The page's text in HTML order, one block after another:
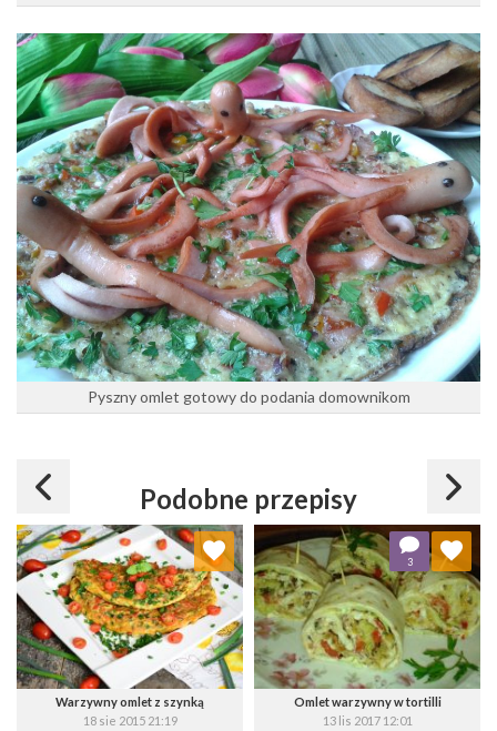
Pyszny omlet gotowy do podania domownikom
Podobne przepisy
Warzywny omlet z szynką
18 sie 2015 21:19
Dodaj do ulubionych
Wybierz listę:
Omlet warzywny w tortilli
13 lis 2017 12:01
3
Dodaj do ulubionych
Wybierz listę: